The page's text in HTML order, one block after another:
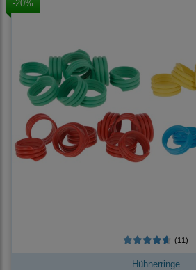
-20%
(11)
Hühnerringe